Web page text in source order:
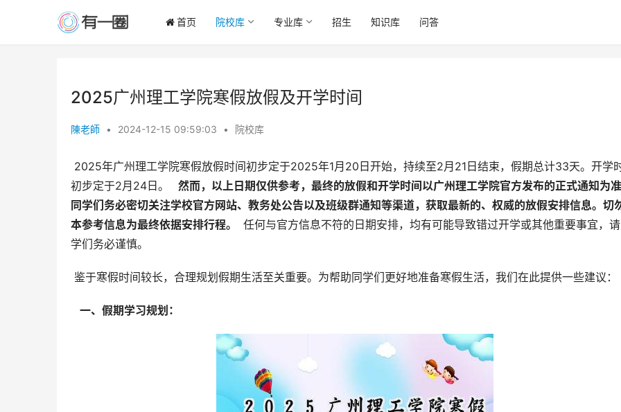
首页 院校库 专业库 招生 知识库 问答
2025广州理工学院寒假放假及开学时间
陳老師 • 2024-12-15 09:59:03 • 院校库
初步定于2月24日。
然而，以上日期仅供参考，最终的放假和开学时间以广州理工学院官方发布的正式通知为准
同学们务必密切关注学校官方网站、教务处公告以及班级群通知等渠道，获取最新的、权威的放假安排信息。切
本参考信息为最终依据安排行程。
任何与官方信息不符的日期安排，均有可能导致错过开学或其他重要事宜，
学们务必谨慎。
鉴于寒假时间较长，合理规划假期生活至关重要。为帮助同学们更好地准备寒假生活，我们在此提供一些建议：
  一、假期学习规划：